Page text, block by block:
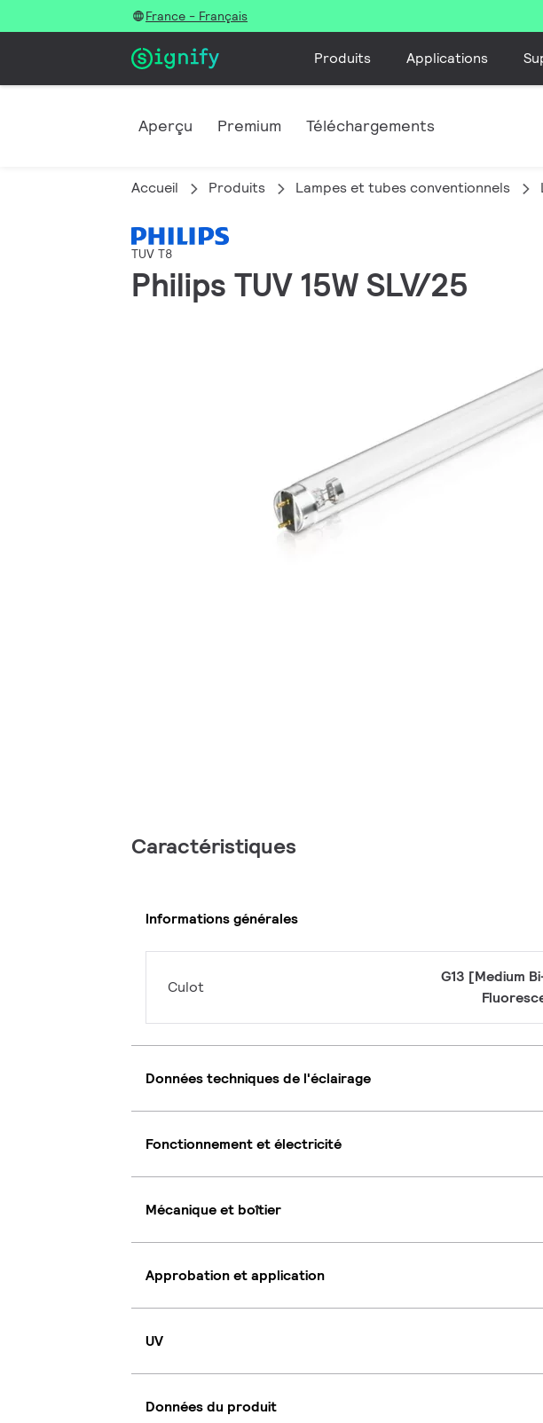
France - Français
Produits Applications
Aperçu Premium Téléchargements
Accueil Produits Lampes et tubes conventionnels
TUV T8
Philips TUV 15W SLV/25
Caractéristiques
Informations générales
Culot
G13 [Medium
Données techniques de l'éclairage
Fonctionnement et électricité
Mécanique et boîtier
Approbation et application
UV
Données du produit